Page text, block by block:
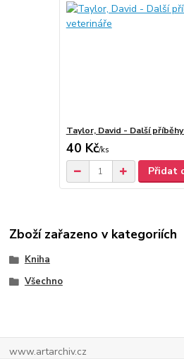
Taylor, David - Další
40 Kč/ks
Přidat
Zboží zařazeno v kategoriích
Kniha
Všechno
www.artarchiv.cz